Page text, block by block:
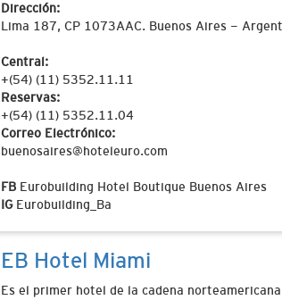
Dirección:
Lima 187, CP 1073AAC. Buenos Aires -
Central:
+(54) (11) 5352.11.11
Reservas:
+(54) (11) 5352.11.04
Correo Electrónico:
buenosaires@hoteleuro.com
FB Eurobuilding Hotel Boutique Buenos Aires
IGEurobuilding_Ba
EB Hotel Miami
Es el primer hotel de la cadena